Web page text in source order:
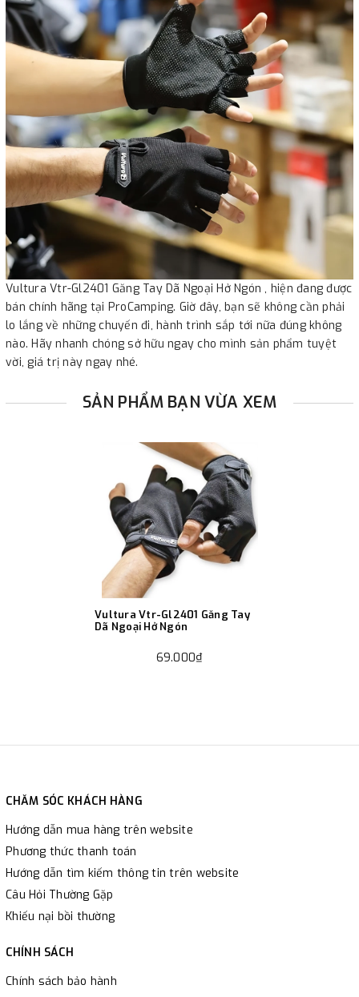
Vultura Vtr-Gl2401 Găng Tay Dã Ngoại Hở Ngón , hiện đang được
bán chính hãng tại ProCamping. Giờ đây, bạn sẽ không cần phải
lo lắng về những chuyến đi, hành trình sắp tới nữa đúng không
nào. Hãy nhanh chóng sở hữu ngay cho mình sản phẩm tuyệt
vời, giá trị này ngay nhé.
SẢN PHẨM BẠN VỪA XEM
Vultura Vtr-Gl2401 Găng Tay
Dã Ngoại Hở Ngón
69.000₫
CHĂM SÓC KHÁCH HÀNG
Hướng dẫn mua hàng trên website
Phương thức thanh toán
Hướng dẫn tìm kiếm thông tin trên website
Câu Hỏi Thường Gặp
Khiếu nại bồi thường
CHÍNH SÁCH
Chính sách bảo hành